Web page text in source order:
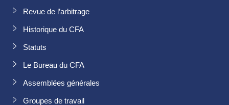
Revue de l’arbitrage
Historique du CFA
Statuts
Le Bureau du CFA
Assemblées générales
Groupes de travail